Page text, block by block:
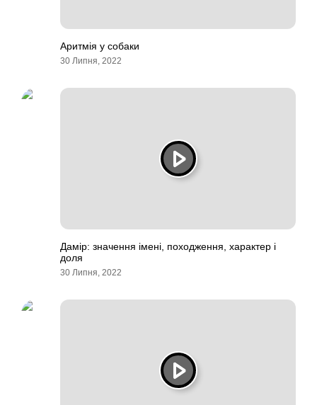
Аритмія у собаки
30 Липня, 2022
Дамір: значення імені, походження, характер і
доля
30 Липня, 2022